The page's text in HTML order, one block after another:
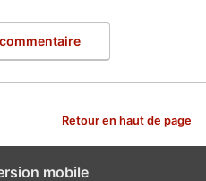
Retour en haut de page
mobile